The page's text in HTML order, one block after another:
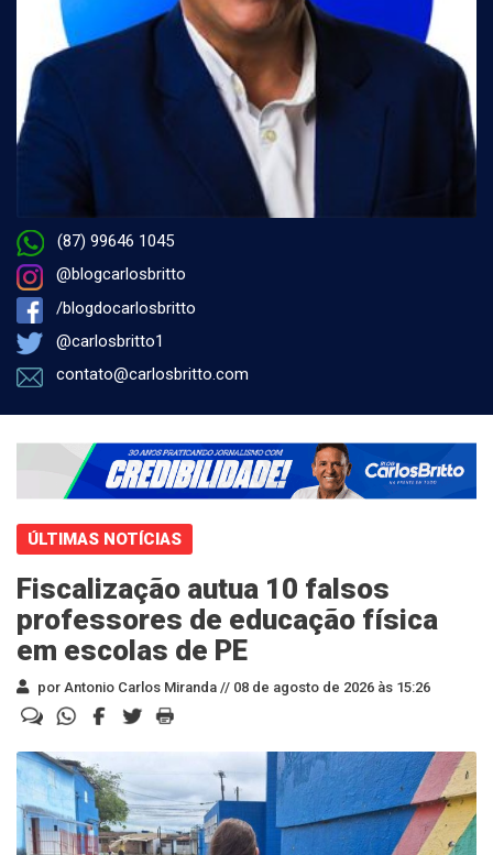
(87) 99646 1045
@blogcarlosbritto
/blogdocarlosbritto
@carlosbritto1
contato@carlosbritto.com
ÚLTIMAS NOTÍCIAS
Fiscalização autua 10 falsos
professores de educação física
em escolas de PE
por Antonio Carlos Miranda // 08 de agosto de 2026 às 15:26